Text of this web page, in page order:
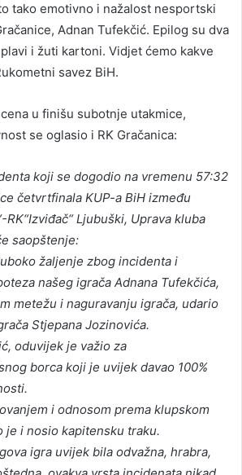
tako emotivno i nažalost nesportski
Adnan Tufekčić. Epilog su dva
i žuti kartoni. Vidjet ćemo kakve
savez BiH.
u finišu subotnje utakmice,
se oglasio i RK Gračanica:
koji se dogodio na vremenu 57:32
četvrtfinala KUP-a BiH između
RK“Izviđač“ Ljubuški, Uprava kluba
saopštenje:
žaljenje zbog incidenta i
našeg igrača Adnana Tufekčića,
metežu i naguravanju igrača, udario
Stjepana Jozinovića.
oduvijek je važio za
borca koji je uvijek davao 100%
i odnosom prema klupskom
je i nosio kapitensku traku.
igra uvijek bila odvažna, hrabra,